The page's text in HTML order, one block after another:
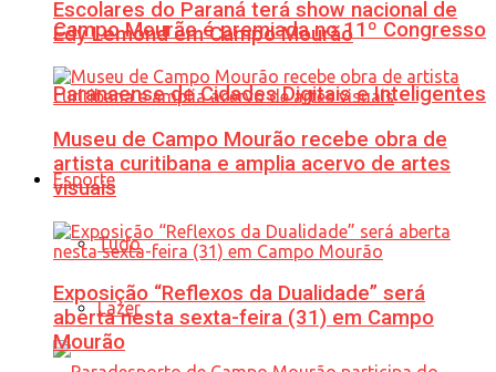
Campo Mourão é premiada no 11º Congresso
Paranaense de Cidades Digitais e Inteligentes
Esporte
Tudo
Lazer
Escolares do Paraná terá show nacional de
Edy Lemond em Campo Mourão
Museu de Campo Mourão recebe obra de
artista curitibana e amplia acervo de artes
visuais
Exposição “Reflexos da Dualidade” será
aberta nesta sexta-feira (31) em Campo
Mourão